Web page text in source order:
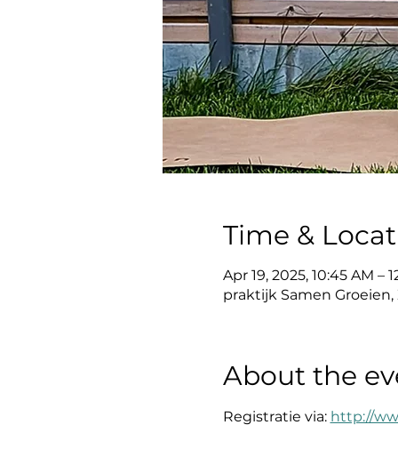
Time &
Apr 19, 2025, 10:45 AM –
praktijk Samen
About the
Registratie via: http://